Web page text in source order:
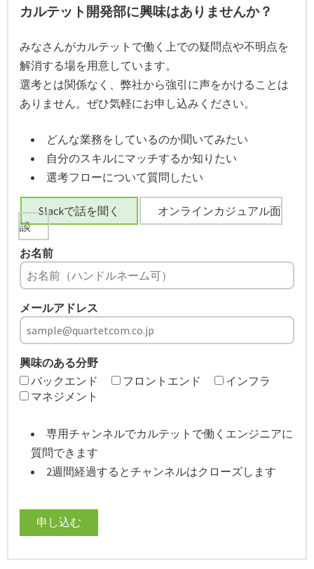
カルテット開発部に興味はありませんか？
みなさんがカルテットで働く上での疑問点や不明点を
解消する場を用意しています。
選考とは関係なく、弊社から強引に声をかけることは
ありません。ぜひ気軽にお申し込みください。
どんな業務をしているのか聞いてみたい
自分のスキルにマッチするか知りたい
選考フローについて質問したい
Slackで話を聞く
オンラインカジュアル面
談
お名前
メールアドレス
興味のある分野
バックエンド
フロントエンド
インフラ
マネジメント
専用チャンネルでカルテットで働くエンジニアに
質問できます
2週間経過するとチャンネルはクローズします
申し込む